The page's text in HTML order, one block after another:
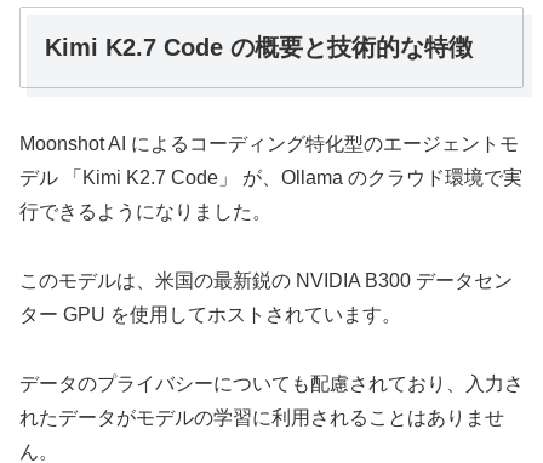
Kimi K2.7 Code の概要と技術的な特徴
Moonshot AI によるコーディング特化型のエージェントモ
デル 「Kimi K2.7 Code」 が、Ollama のクラウド環境で実
行できるようになりました。
このモデルは、米国の最新鋭の NVIDIA B300 データセン
ター GPU を使用してホストされています。
データのプライバシーについても配慮されており、入力さ
れたデータがモデルの学習に利用されることはありませ
ん。